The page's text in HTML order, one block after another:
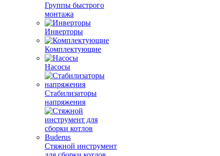
Группы быстрого
монтажа
Инверторы
Комплектующие
Насосы
Стабилизаторы
напряжения
Стяжной инструмент